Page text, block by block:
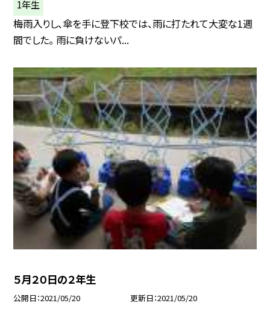
1年生
梅雨入りし、傘を手に登下校では、雨に打たれて大変な1週
間でした。 雨に負けないパ...
５月２０日の２年生
公開日 2021/05/20 更新日 2021/05/20